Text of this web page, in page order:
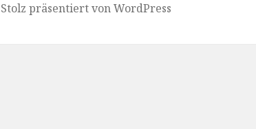
Stolz präsentiert von WordPress